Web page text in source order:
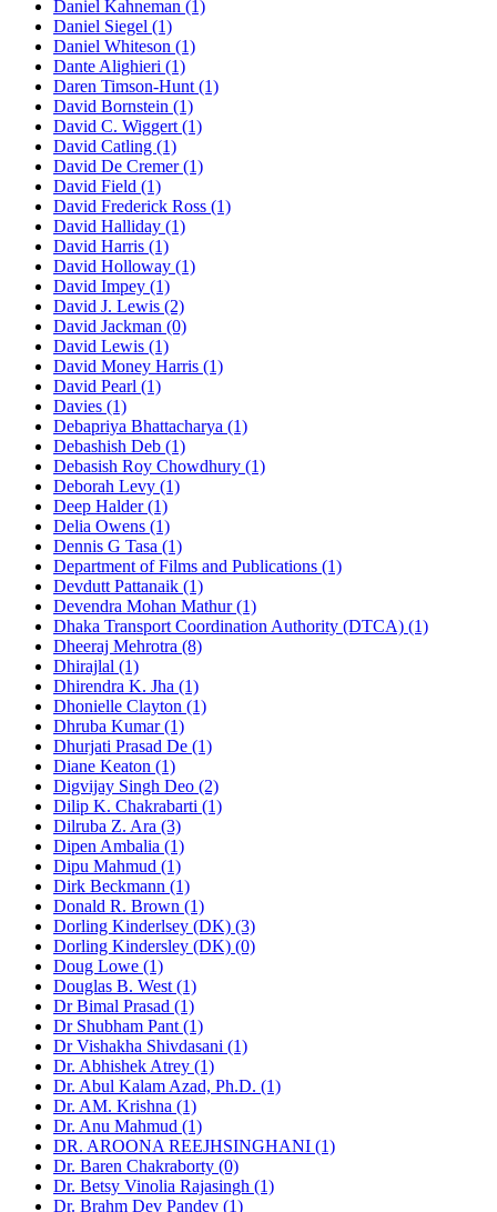
Daniel Kahneman (1)
Daniel Siegel (1)
Daniel Whiteson (1)
Dante Alighieri (1)
Daren Timson-Hunt (1)
David Bornstein (1)
David C. Wiggert (1)
David Catling (1)
David De Cremer (1)
David Field (1)
David Frederick Ross (1)
David Halliday (1)
David Harris (1)
David Holloway (1)
David Impey (1)
David J. Lewis (2)
David Jackman (0)
David Lewis (1)
David Money Harris (1)
David Pearl (1)
Davies (1)
Debapriya Bhattacharya (1)
Debashish Deb (1)
Debasish Roy Chowdhury (1)
Deborah Levy (1)
Deep Halder (1)
Delia Owens (1)
Dennis G Tasa (1)
Department of Films and Publications (1)
Devdutt Pattanaik (1)
Devendra Mohan Mathur (1)
Dhaka Transport Coordination Authority (DTCA) (1)
Dheeraj Mehrotra (8)
Dhirajlal (1)
Dhirendra K. Jha (1)
Dhonielle Clayton (1)
Dhruba Kumar (1)
Dhurjati Prasad De (1)
Diane Keaton (1)
Digvijay Singh Deo (2)
Dilip K. Chakrabarti (1)
Dilruba Z. Ara (3)
Dipen Ambalia (1)
Dipu Mahmud (1)
Dirk Beckmann (1)
Donald R. Brown (1)
Dorling Kinderlsey (DK) (3)
Dorling Kindersley (DK) (0)
Doug Lowe (1)
Douglas B. West (1)
Dr Bimal Prasad (1)
Dr Shubham Pant (1)
Dr Vishakha Shivdasani (1)
Dr. Abhishek Atrey (1)
Dr. Abul Kalam Azad, Ph.D. (1)
Dr. AM. Krishna (1)
Dr. Anu Mahmud (1)
DR. AROONA REEJHSINGHANI (1)
Dr. Baren Chakraborty (0)
Dr. Betsy Vinolia Rajasingh (1)
Dr. Brahm Dev Pandey (1)